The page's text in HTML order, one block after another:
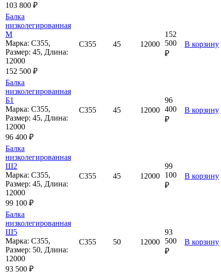
103 800 ₽
Балка
низколегированная
М
Марка: С355,
Размер: 45, Длина:
12000
152 500 ₽
С355 45 12000
152
500
₽
В корзину
Балка
низколегированная
Б1
Марка: С355,
Размер: 45, Длина:
12000
96 400 ₽
С355 45 12000
96
400
₽
В корзину
Балка
низколегированная
Ш2
Марка: С355,
Размер: 45, Длина:
12000
99 100 ₽
С355 45 12000
99
100
₽
В корзину
Балка
низколегированная
Ш5
Марка: С355,
Размер: 50, Длина:
12000
93 500 ₽
С355 50 12000
93
500
₽
В корзину